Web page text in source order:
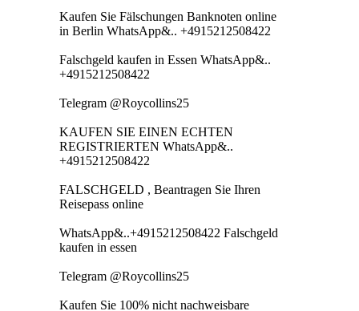
Kaufen Sie Fälschungen Banknoten online
in Berlin WhatsApp&.. +4915212508422
Falschgeld kaufen in Essen WhatsApp&..
+4915212508422
Telegram @Roycollins25
KAUFEN SIE EINEN ECHTEN
REGISTRIERTEN WhatsApp&..
+4915212508422
FALSCHGELD , Beantragen Sie Ihren
Reisepass online
WhatsApp&..+4915212508422 Falschgeld
kaufen in essen
Telegram @Roycollins25
Kaufen Sie 100% nicht nachweisbare